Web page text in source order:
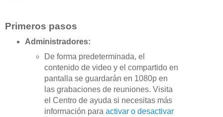
Primeros pasos
Administradores:
De forma predeterminada, el
contenido de video y el compartido en
pantalla se guardarán en 1080p en
las grabaciones de reuniones. Visita
el Centro de ayuda si necesitas más
información paraactivar o desactivar